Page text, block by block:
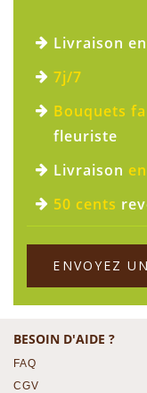
Livraison en
7j/7
Bouquets
fleuriste
Livraison
50 cents
ENVOYEZ
BESOIN D'AIDE ?
FAQ
CGV